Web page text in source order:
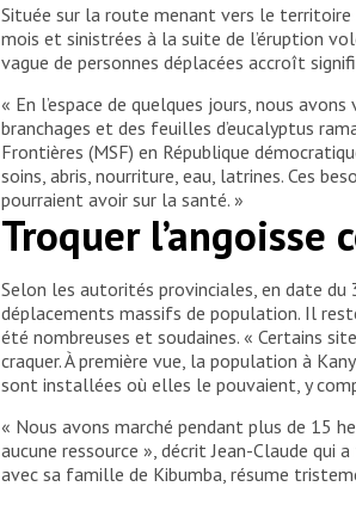
Située sur la route menant vers le territoire
mois et sinistrées à la suite de l’éruption
vague de personnes déplacées accroît
« En l’espace de quelques jours, nous
branchages et des feuilles d’eucalyptus
Frontières (MSF) en République
soins, abris, nourriture, eau, latrines. Ces
pourraient avoir sur la santé. »
Troquer l’angoisse
Selon les autorités provinciales, en date du
déplacements massifs de population. Il
été nombreuses et soudaines. « Certains
craquer. À première vue, la population à
sont installées où elles le pouvaient, y
« Nous avons marché pendant plus de 15
aucune ressource », décrit Jean-Claude
avec sa famille de Kibumba, résume